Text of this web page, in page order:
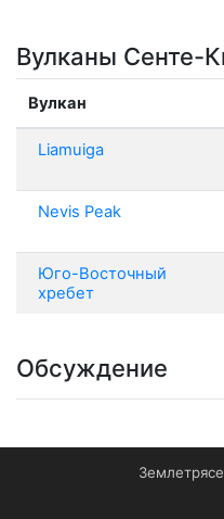
Вулканы Сенте-
Вулкан
Liamuiga
Nevis Peak
Юго-Восточный
хребет
Обсуждение